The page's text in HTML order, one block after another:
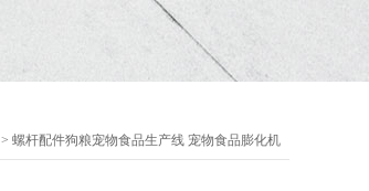
> 螺杆配件狗粮宠物食品生产线 宠物食品膨化机